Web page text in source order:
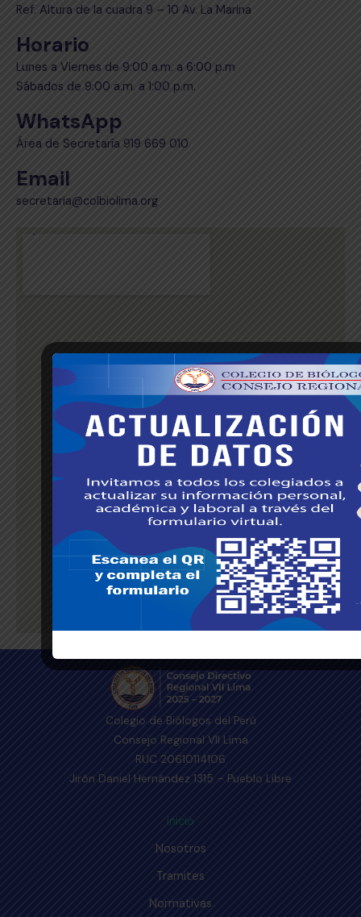
Ref. Altura de la cuadra 9 – 10 Av. La Marina
Horario
Lunes a Viernes de 9:00 a.m. a 6:00 p.m
Sábados de 9:00 a.m. a 1:00 p.m.
WhatsApp
Área de Secretaría 919 669 010
Email
secretaria@colbiolima.org
Colegio de Biólogos del Perú
Consejo Regional VII Lima
RUC 20610114106
Jirón Daniel Hernández 1315 – Pueblo Libre
Inicio
Nosotros
Tramites
Normativas